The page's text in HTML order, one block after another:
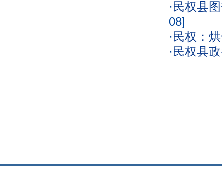
·民权县
08]
·民权：
·民权县